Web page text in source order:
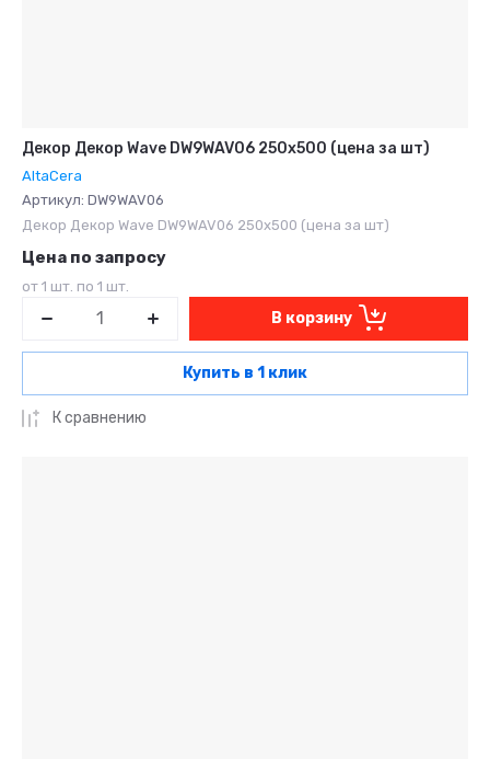
Декор Декор Wave DW9WAV06 250x500 (цена за шт)
AltaCera
Артикул: DW9WAV06
Декор Декор Wave DW9WAV06 250x500 (цена за шт)
Цена по запросу
от 1 шт. по 1 шт.
В корзину
Купить в 1 клик
К сравнению